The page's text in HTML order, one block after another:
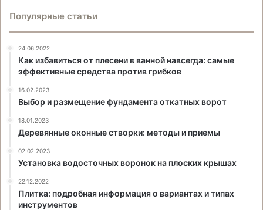
Популярные статьи
24.06.2022
Как избавиться от плесени в ванной навсегда: самые
эффективные средства против грибков
16.02.2023
Выбор и размещение фундамента откатных ворот
18.01.2023
Деревянные оконные створки: методы и приемы
02.02.2023
Установка водосточных воронок на плоских крышах
22.12.2022
Плитка: подробная информация о вариантах и типах
инструментов